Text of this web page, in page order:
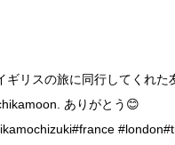
ギリスの旅に同行してくれた
ありがとう😊